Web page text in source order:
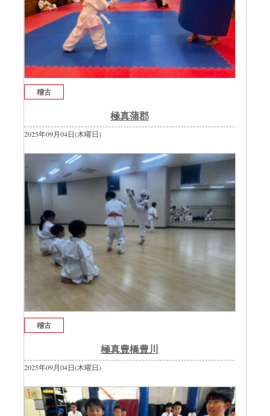
稽古
極真蒲郡
2025年09月04日(木曜日)
稽古
極真豊橋豊川
2025年09月04日(木曜日)